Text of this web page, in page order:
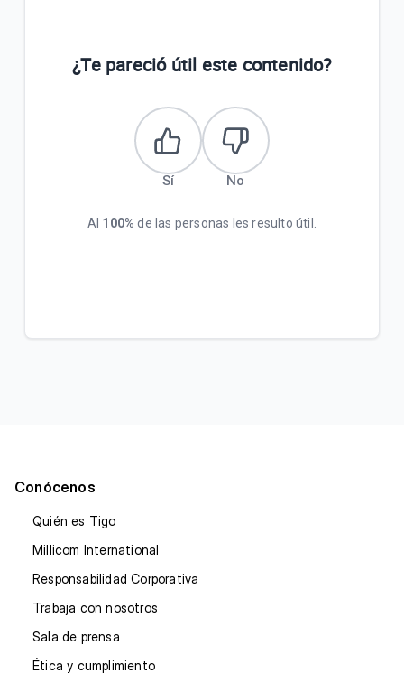
Conozca los Planes Bolsas Ilimitadas B2B
Incrementamos la velocidad de su plan Empresa
Inicial sin costo adicional
VER MÁS
¿Te pareció útil este contenido?
Sí No
Al 100% de las personas les resulto útil.
Conócenos
Quién es Tigo
Millicom International
Responsabilidad Corporativa
Trabaja con nosotros
Sala de prensa
Ética y cumplimiento